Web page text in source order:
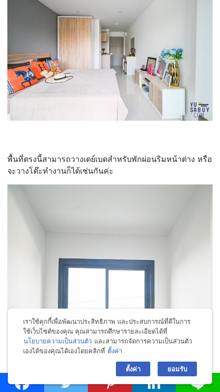
พื้นที่ตรงนี้สามารถวางเดย์เบดสำหรับพักผ่อนริมหน้าต่าง หรือ
จะวางโต๊ะทำงานก็ได้เช่นกันค่ะ
เราใช้คุกกี้เพื่อพัฒนาประสิทธิภาพ และประสบการณ์ที่ดีในการ
ใช้เว็บไซต์ของคุณ คุณสามารถศึกษารายละเอียดได้ที่
นโยบายความเป็นส่วนตัว และสามารถจัดการความเป็นส่วนตัว
เองได้ของคุณได้เองโดยคลิกที่ ตั้งค่า
ตั้งค่า ยอมรับ